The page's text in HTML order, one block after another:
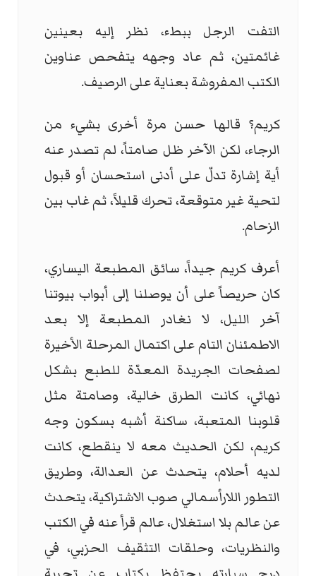
التفت الرجل ببطء، نظر إليه بعينين
غائمتين، ثم عاد وجهه يتفحص عناوين
الكتب المفروشة بعناية على الرصيف.
كريم؟ قالها حسن مرة أخرى بشيء من
الرجاء، لكن الآخر ظل صامتاً، لم تصدر عنه
أية إشارة تدلّ على أدنى استحسان أو قبول
لتحية غير متوقعة، تحرك قليلاً، ثم غاب بين
الزحام.
أعرف كريم جيداً، سائق المطبعة اليساري،
كان حريصاً على أن يوصلنا إلى أبواب بيوتنا
آخر الليل، لا نغادر المطبعة إلا بعد
الاطمئنان التام على اكتمال المرحلة الأخيرة
لصفحات الجريدة المعدّة للطبع بشكل
نهائي، كانت الطرق خالية، وصامتة مثل
قلوبنا المتعبة، ساكنة أشبه بسكون وجه
كريم، لكن الحديث معه لا ينقطع، كانت
لديه أحلام، يتحدث عن العدالة، وطريق
التطور اللارأسمالي صوب الاشتراكية، يتحدث
عن عالم بلا استغلال، عالم قرأ عنه في الكتب
والنظريات، وحلقات التثقيف الحزبي، في